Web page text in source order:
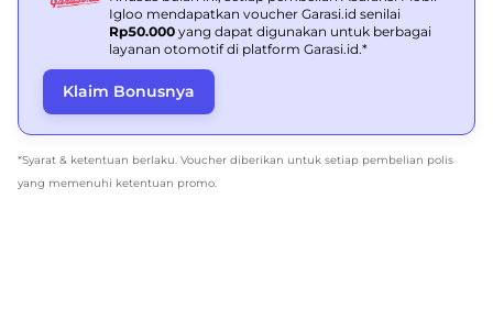
Igloo mendapatkan voucher Garasi.id senilai
Rp50.000 yang dapat digunakan untuk berbagai
layanan otomotif di platform Garasi.id.*
Klaim Bonusnya
*Syarat & ketentuan berlaku. Voucher diberikan untuk setiap pembelian polis
yang memenuhi ketentuan promo.